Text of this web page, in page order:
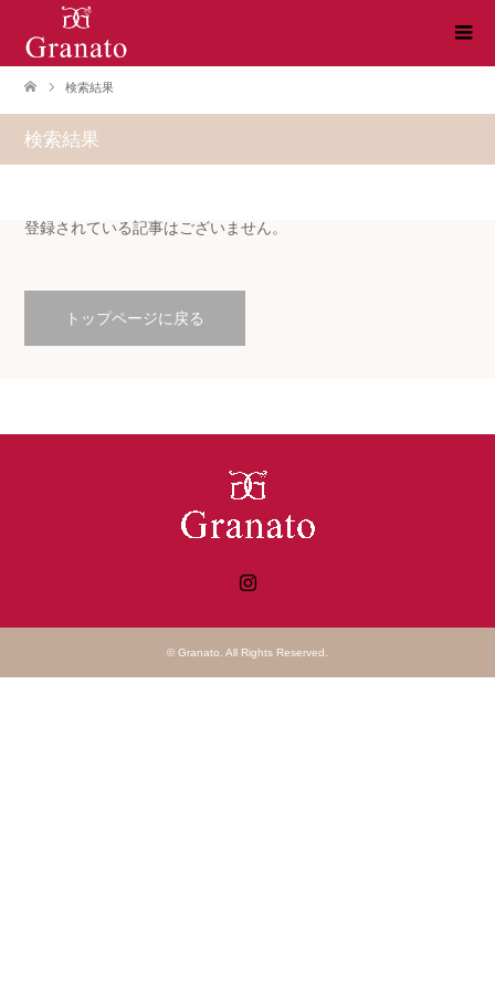
検索結果
検索結果
登録されている記事はございません。
トップページに戻る
© Granato . All Rights Reserved.